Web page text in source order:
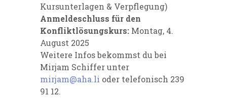
Kursunterlagen & Verpflegung)
Anmeldeschluss für den
Konfliktlösungskurs: Montag, 4.
August 2025
Weitere Infos bekommst du bei
Mirjam Schiffer unter
mirjam@aha.li oder telefonisch 239
91 12.